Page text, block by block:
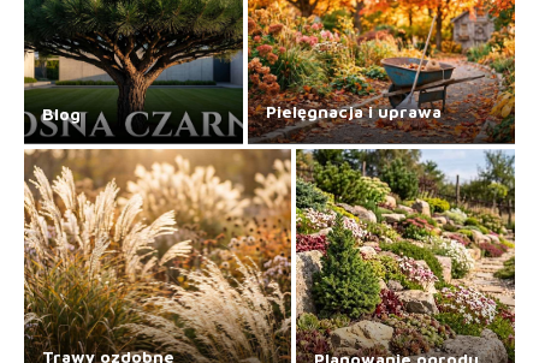
Blog Pielęgnacja i uprawa
Trawy ozdobne